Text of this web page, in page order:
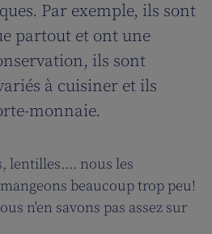
Par exemple, ils sont
partout et ont une
ils sont
à cuisiner et ils
monnaie.
lentilles.... nous les
beaucoup trop peu!
n'en savons pas assez sur